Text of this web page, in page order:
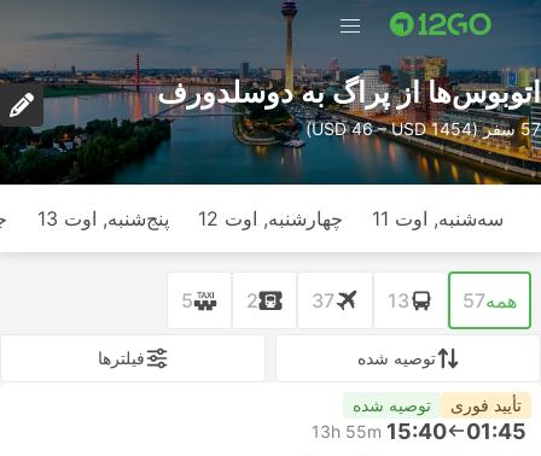
اتوبوس‌ها از پراگ به دوسلدورف
57 سفر (USD 46 – USD 1454)
سه‌شنبه, اوت 11 چهارشنبه, اوت 12 پنج‌شنبه, اوت 13
همه57
13
37
2
5
توصیه شده فیلتر‌ها
تأیید فوری توصیه شده
01:45
15:40
13h 55m